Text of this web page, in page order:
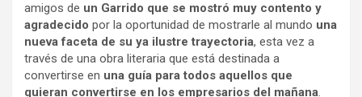
amigos de un Garrido que se mostró muy contento y
agradecido por la oportunidad de mostrarle al mundo una
nueva faceta de su ya ilustre trayectoria, esta vez a
través de una obra literaria que está destinada a
convertirse en una guía para todos aquellos que
quieran convertirse en los empresarios del mañana.